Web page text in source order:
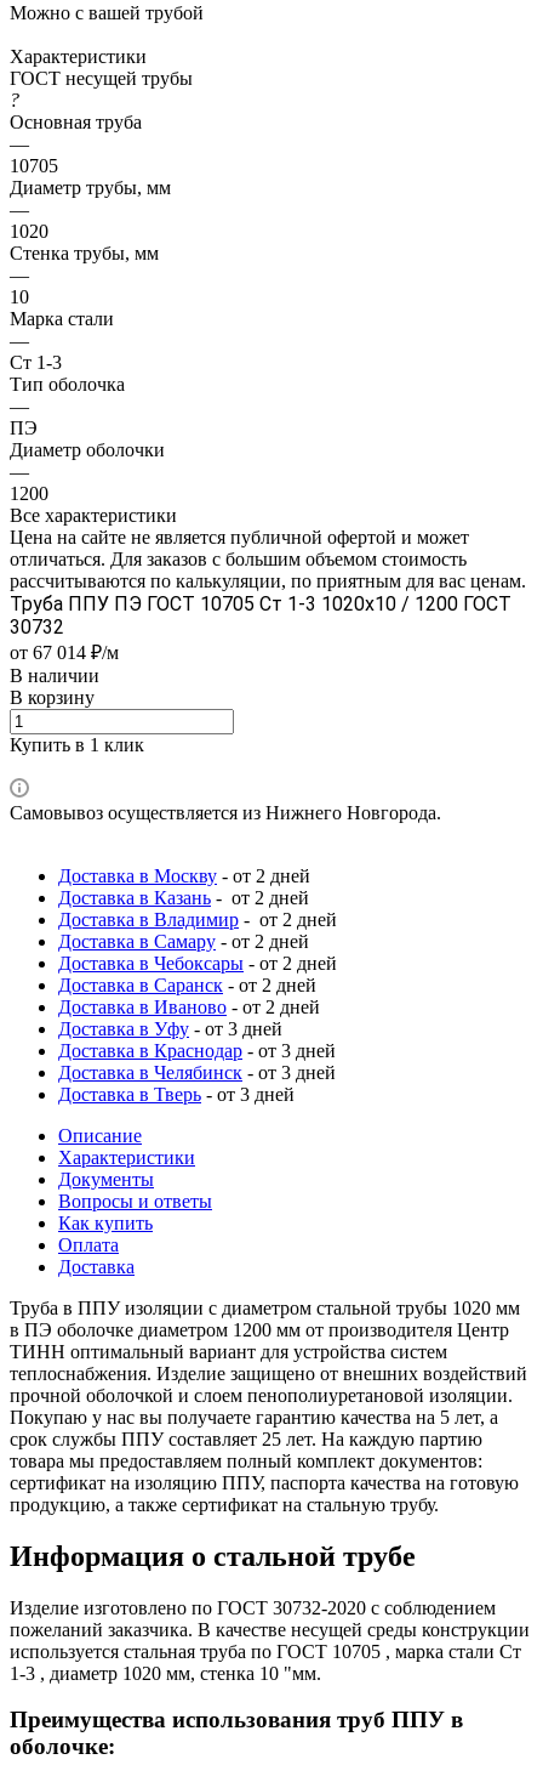
Можно с вашей трубой
Характеристики
ГОСТ несущей трубы
?
Основная труба
—
10705
Диаметр трубы, мм
—
1020
Стенка трубы, мм
—
10
Марка стали
—
Ст 1-3
Тип оболочка
—
ПЭ
Диаметр оболочки
—
1200
Все характеристики
Цена на сайте не является публичной офертой и может
отличаться. Для заказов с большим объемом стоимость
рассчитываются по калькуляции, по приятным для вас ценам.
Труба ППУ ПЭ ГОСТ 10705 Ст 1-3 1020x10 / 1200 ГОСТ
30732
от 67 014 ₽/м
В наличии
В корзину
Купить в 1 клик
Самовывоз осуществляется из Нижнего Новгорода.
Доставка в Москву - от 2 дней
Доставка в Казань - от 2 дней
Доставка в Владимир - от 2 дней
Доставка в Самару - от 2 дней
Доставка в Чебоксары - от 2 дней
Доставка в Саранск - от 2 дней
Доставка в Иваново - от 2 дней
Доставка в Уфу - от 3 дней
Доставка в Краснодар - от 3 дней
Доставка в Челябинск - от 3 дней
Доставка в Тверь - от 3 дней
Описание
Характеристики
Документы
Вопросы и ответы
Как купить
Оплата
Доставка
Труба в ППУ изоляции с диаметром стальной трубы 1020 мм
в ПЭ оболочке диаметром 1200 мм от производителя Центр
ТИНН оптимальный вариант для устройства систем
теплоснабжения. Изделие защищено от внешних воздействий
прочной оболочкой и слоем пенополиуретановой изоляции.
Покупаю у нас вы получаете гарантию качества на 5 лет, а
срок службы ППУ составляет 25 лет. На каждую партию
товара мы предоставляем полный комплект документов:
сертификат на изоляцию ППУ, паспорта качества на готовую
продукцию, а также сертификат на стальную трубу.
Информация о стальной трубе
Изделие изготовлено по ГОСТ 30732-2020 с соблюдением
пожеланий заказчика. В качестве несущей среды конструкции
используется стальная труба по ГОСТ 10705 , марка стали Ст
1-3 , диаметр 1020 мм, стенка 10 "мм.
Преимущества использования труб ППУ в
оболочке: